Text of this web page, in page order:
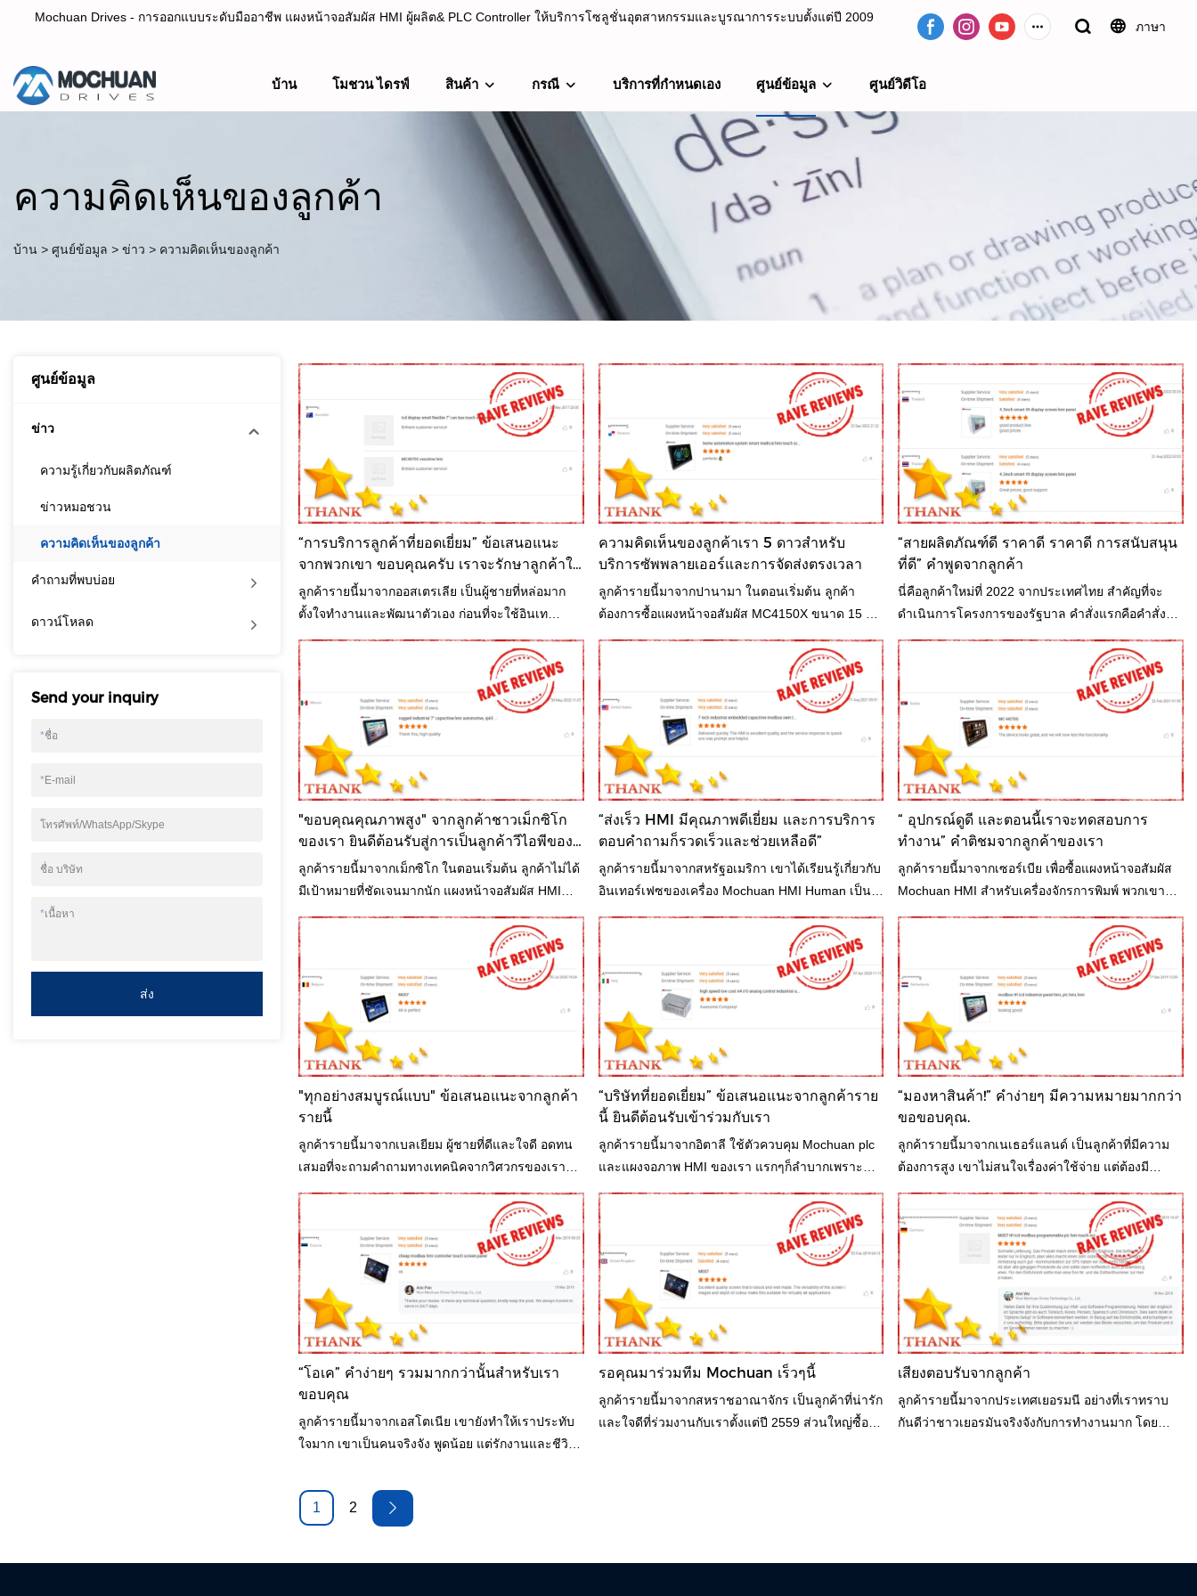
Mochuan Drives - การออกแบบระดับมืออาชีพ แผงหน้าจอสัมผัส HMI ผู้ผลิต& PLC Controller ให้บริการโซลูชั่นอุตสาหกรรมและบูรณาการระบบตั้งแต่ปี 2009
ออกแบบอย่างมืออาชีพ ผู้ผลิตแผงหน้าจอสัมผัส HMI& PLC Controller ให้บริการโซลูชั่นอุตสาหกรรมและบูรณาการระบบตั้งแต่ปี 2009
ภาษา
บ้าน โมชวน ไดรฟ์ สินค้า กรณี บริการที่กำหนดเอง ศูนย์ข้อมูล ศูนย์วิดีโอ
ความคิดเห็นของลูกค้า
บ้าน > ศูนย์ข้อมูล > ข่าว > ความคิดเห็นของลูกค้า
ศูนย์ข้อมูล
ข่าว
ความรู้เกี่ยวกับผลิตภัณฑ์
ข่าวหมอชวน
ความคิดเห็นของลูกค้า
คำถามที่พบบ่อย
ดาวน์โหลด
Send your inquiry
*ชื่อ
*E-mail
โทรศัพท์/WhatsApp/Skype
ชื่อ บริษัท
*เนื้อหา
ส่ง
“การบริการลูกค้าที่ยอดเยี่ยม” ข้อเสนอแนะ
จากพวกเขา ขอบคุณครับ เราจะรักษาลูกค้าให้
ดียิ่งขึ้นไปอีก
ลูกค้ารายนี้มาจากออสเตรเลีย เป็นผู้ชายที่หล่อมาก
ตั้งใจทำงานและพัฒนาตัวเอง ก่อนที่จะใช้อินเท
อร์เฟซเครื่องมนุษย์ Mochuan เขาได้ลองใช้ HMI
หลายยี่ห้อสำหรับเครื่องจักรพลาสติกของพวกเขา ไม่
ได้บอกว่า HMI ยี่ห้ออื่นไม่ดี แต่ต้องการหายี่ห้ออื่นที่ดี
กว่านี้มากขึ้นเรื่อยๆ
ความคิดเห็นของลูกค้าเรา 5 ดาวสำหรับ
บริการซัพพลายเออร์และการจัดส่งตรงเวลา
ลูกค้ารายนี้มาจากปานามา ในตอนเริ่มต้น ลูกค้า
ต้องการซื้อแผงหน้าจอสัมผัส MC4150X ขนาด 15 นิ้ว
ของเราเพื่อใช้กับเครื่องจักรสิ่งทอ ความต้องการของ
ลูกค้าเพียง 2 ประการ คือ หน้าจอขนาดใหญ่และ
ต้นทุนต่ำ จากนั้นจึงแนะนำ MC-H156E ขนาด 15.6
นิ้วให้กับลูกค้า ตั้งแต่ขนาด ต้นทุน ประสิทธิภาพ
พารามิเตอร์ทางเทคนิค ฯลฯ เพื่อตอบสนองความ
ต้องการของลูกค้า
“สายผลิตภัณฑ์ดี ราคาดี ราคาดี การสนับสนุน
ที่ดี” คำพูดจากลูกค้า
นี่คือลูกค้าใหม่ที่ 2022 จากประเทศไทย สำคัญที่จะ
ดำเนินการโครงการของรัฐบาล คำสั่งแรกคือคำสั่ง
ตัวอย่างขนาดเล็กหนึ่งคำสั่งที่เริ่มต้นจากอินเทอร์เฟซ
เครื่องมนุษย์ MC-H070 HMI ขนาด 7 นิ้ว เมื่อได้
ตัวอย่างที่จะพบเกี่ยวกับ CPU ไม่ตรงกับพารามิเตอร์
โครงการประมูล
"ขอบคุณคุณภาพสูง" จากลูกค้าชาวเม็กซิโก
ของเรา ยินดีต้อนรับสู่การเป็นลูกค้าวีไอพีของ
เรา
ลูกค้ารายนี้มาจากเม็กซิโก ในตอนเริ่มต้น ลูกค้าไม่ได้
มีเป้าหมายที่ชัดเจนมากนัก แผงหน้าจอสัมผัส HMI
“ส่งเร็ว HMI มีคุณภาพดีเยี่ยม และการบริการ
ตอบคำถามก็รวดเร็วและช่วยเหลือดี”
ลูกค้ารายนี้มาจากสหรัฐอเมริกา เขาได้เรียนรู้เกี่ยวกับ
อินเทอร์เฟซของเครื่อง Mochuan HMI Human เป็น
สกรีน M007 7 นิ้วโดยตรง แน่นอน เราถามด้วยความ
สงสัย
“ อุปกรณ์ดูดี และตอนนี้เราจะทดสอบการ
ทำงาน” คำติชมจากลูกค้าของเรา
ลูกค้ารายนี้มาจากเซอร์เบีย เพื่อซื้อแผงหน้าจอสัมผัส
Mochuan HMI สำหรับเครื่องจักรการพิมพ์ พวกเขา
กกว่า แต่ยังต้องการความละเอียดสูงของ HMI
"ทุกอย่างสมบูรณ์แบบ" ข้อเสนอแนะจากลูกค้า
รายนี้
ลูกค้ารายนี้มาจากเบลเยียม ผู้ชายที่ดีและใจดี อดทน
เสมอที่จะถามคำถามทางเทคนิคจากวิศวกรของเรา
เพื่อแก้ปัญหาด้านเทคนิคเพิ่มเติมเกี่ยวกับอุปกรณ์
เครื่องอัดรีดพลาสติก ส่วนใหญ่ใช้ประเภทแผง hmi
แบบ capacitive และตัวควบคุม plc ของเรา
“บริษัทที่ยอดเยี่ยม” ข้อเสนอแนะจากลูกค้าราย
นี้ ยินดีต้อนรับเข้าร่วมกับเรา
ลูกค้ารายนี้มาจากอิตาลี ใช้ตัวควบคุม Mochuan plc
และแผงจอภาพ HMI ของเรา แรกๆก็ลำบากเพราะ
ลูกค้ามีความต้องการสูง เต็มไปด้วยคำถามมากมาย
เพราะลูกค้ารายนี้ต้องการพัฒนาเครื่องใหม่
“มองหาสินค้า!” คำง่ายๆ มีความหมายมากกว่า
ขอขอบคุณ.
ลูกค้ารายนี้มาจากเนเธอร์แลนด์ เป็นลูกค้าที่มีความ
ต้องการสูง เขาไม่สนใจเรื่องค่าใช้จ่าย แต่ต้องมี
ประสิทธิภาพสูง ไม่ต้องสงสัยเลย 7inch M007 คือตัว
เลือกแรก ทำไม ดูเหมือน apple mobile ที่มีความ
ละเอียดสูงมาก มัลติทัช และสมบูรณ์แบบสำหรับ
การนำเสนอที่สวยงาม
“โอเค” คำง่ายๆ รวมมากกว่านั้นสำหรับเรา
ขอบคุณ
ลูกค้ารายนี้มาจากเอสโตเนีย เขายังทำให้เราประทับ
ใจมาก เขาเป็นคนจริงจัง พูดน้อย แต่รักงานและชีวิต
เขา มีเพียงเขาเท่านั้นที่พบกับคำถามทางเทคนิค จาก
นั้นเราสามารถพูดคุยกันเป็นเวลาหลายชั่วโมงเพื่อแก้
รอคุณมาร่วมทีม Mochuan เร็วๆนี้
ลูกค้ารายนี้มาจากสหราชอาณาจักร เป็นลูกค้าที่น่ารัก
และใจดีที่ร่วมงานกับเราตั้งแต่ปี 2559 ส่วนใหญ่ซื้อ
เสียงตอบรับจากลูกค้า
ลูกค้ารายนี้มาจากประเทศเยอรมนี อย่างที่เราทราบ
กันดีว่าชาวเยอรมันจริงจังกับการทำงานมาก โดย
1 2